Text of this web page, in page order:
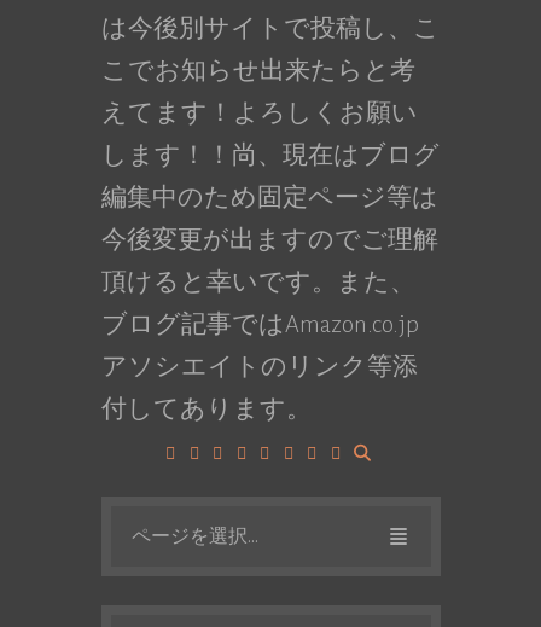
は今後別サイトで投稿し、こ
こでお知らせ出来たらと考
えてます！よろしくお願い
します！！尚、現在はブログ
編集中のため固定ページ等は
今後変更が出ますのでご理解
頂けると幸いです。また、
ブログ記事ではAmazon.co.jp
アソシエイトのリンク等添
付してあります。
ページを選択...